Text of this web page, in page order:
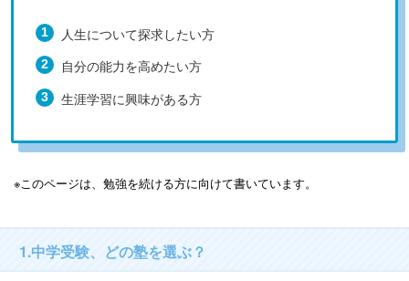
人生について探求したい方
自分の能力を高めたい方
生涯学習に興味がある方
※このページは、勉強を続ける方に向けて書いています。
1.中学受験、どの塾を選ぶ？